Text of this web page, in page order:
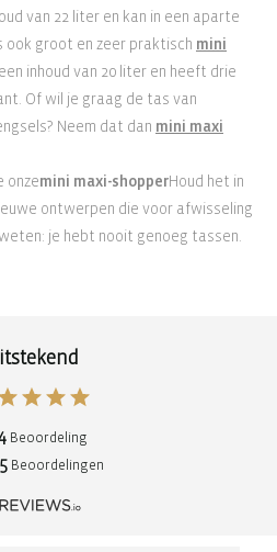
van 22 liter en kan in een aparte
groot en zeer praktisch mini
een inhoud van 20 liter en heeft drie
Of wil je graag de tas van
Neem dat dan mini maxi
onzemini maxi-shopperHoud het in
ontwerpen die voor afwisseling
je hebt nooit genoeg tassen.
Beoordeling
Beoordelingen